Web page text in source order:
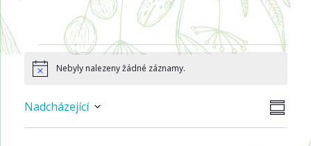
Akce
NoticeNebyly nalezeny žádné záznamy.
pro
Nadcházející